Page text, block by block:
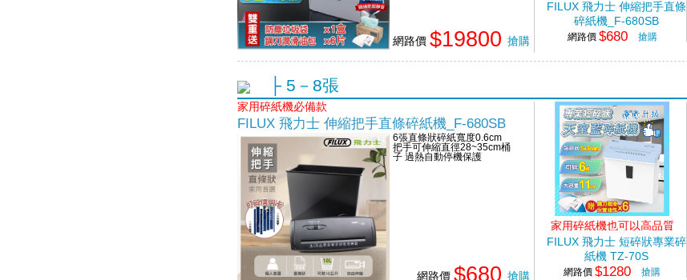
網路價 $19800 搶購
FILUX 飛力士 伸縮把手直條
碎紙機_F-680SB
網路價 $680 搶購
├ 5－8張
家用碎紙機必備款
FILUX 飛力士 伸縮把手直條碎紙機_F-680SB
6張直條狀碎紙寬度0.6cm
把手可伸縮直徑28~35cm桶
子 過熱自動停機保護
網路價 $680 搶購
家用碎紙機也可以高品質
FILUX 飛力士 短碎狀專業碎
紙機 TZ-70S
網路價 $1280 搶購